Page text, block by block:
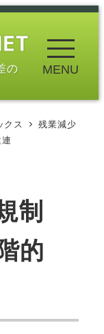
の MENU
クス
残業減少
制
的